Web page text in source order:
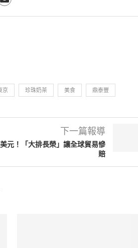
京 珍珠奶茶 美食 鼎泰豐
下一篇報導
元！「大排長榮」讓全球貿易慘
賠